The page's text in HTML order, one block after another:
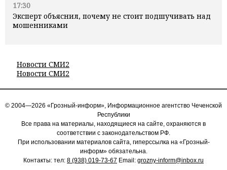
17:30
Эксперт объяснил, почему не стоит подшучивать над
мошенниками
Новости СМИ2
Новости СМИ2
© 2004—2026 «Грозный-информ», Информационное агентство Чеченской
Республики
Все права на материалы, находящиеся на сайте, охраняются в
соответствии с законодательством РФ.
При использовании материалов сайта, гиперссылка на «Грозный-
информ» обязательна.
Контакты: тел: 8 (938) 019-73-67 Email: grozny-inform@inbox.ru